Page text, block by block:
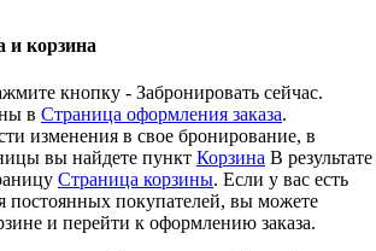
и корзина
кнопку - Забронировать сейчас.
в Страница оформления заказа.
изменения в свое бронирование, в
вы найдете пункт Корзина В результате
Страница корзины. Если у вас есть
постоянных покупателей, вы можете
и перейти к оформлению заказа.